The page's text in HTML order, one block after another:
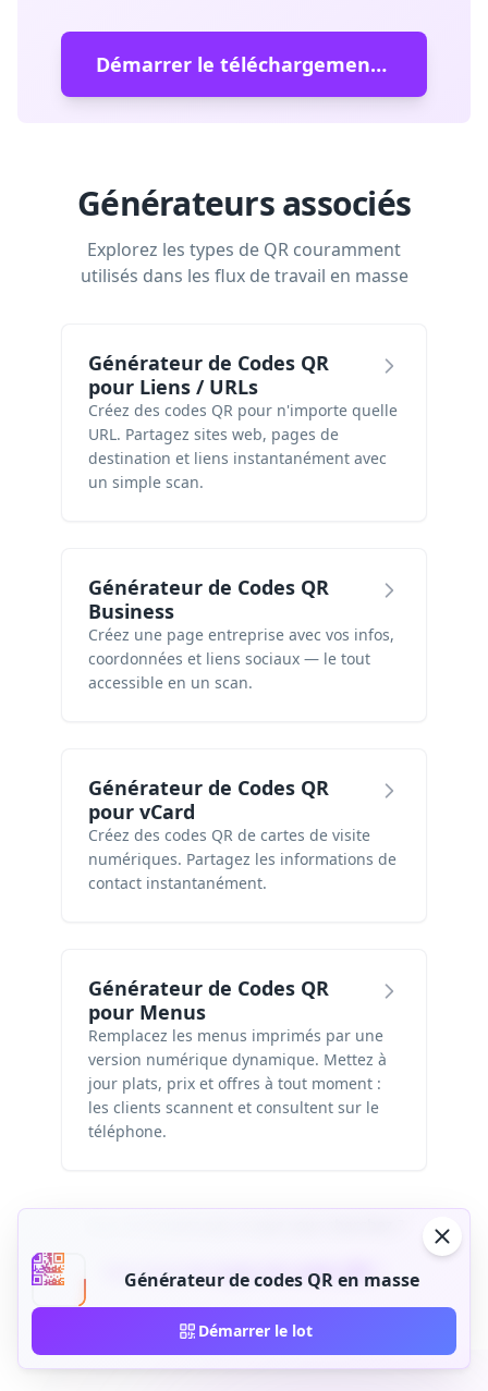
Démarrer le téléchargement groupé
Générateurs associés
Explorez les types de QR couramment
utilisés dans les flux de travail en masse
Générateur de Codes QR
pour Liens / URLs
Créez des codes QR pour n'importe quelle
URL. Partagez sites web, pages de
destination et liens instantanément avec
un simple scan.
Générateur de Codes QR
Business
Créez une page entreprise avec vos infos,
coordonnées et liens sociaux — le tout
accessible en un scan.
Générateur de Codes QR
pour vCard
Créez des codes QR de cartes de visite
numériques. Partagez les informations de
contact instantanément.
Générateur de Codes QR
pour Menus
Remplacez les menus imprimés par une
version numérique dynamique. Mettez à
jour plats, prix et offres à tout moment :
les clients scannent et consultent sur le
téléphone.
Voir tous les types de codes QR
Générateur de codes QR en masse
Démarrer le lot